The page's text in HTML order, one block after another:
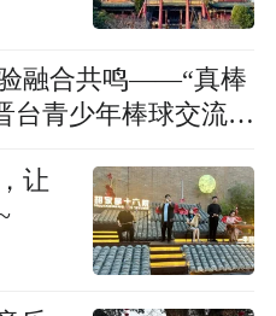
融合共鸣——“真棒
台青少年棒球交流赛
让